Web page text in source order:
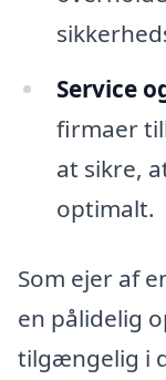
Service
firmaer
at sikre,
optimalt.
Som ejer af
en pålidelig
tilgængelig i